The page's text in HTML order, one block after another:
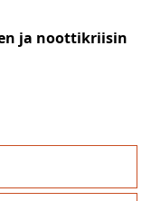
ja noottikriisin